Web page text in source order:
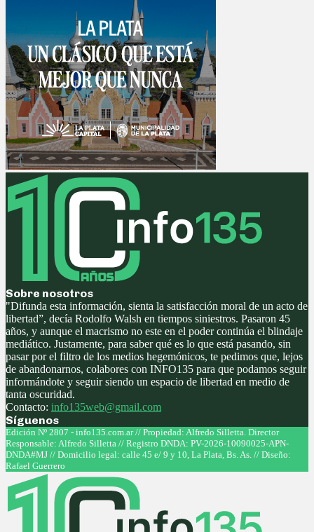
Sobre nosotros
"Difunda esta información, sienta la satisfacción moral de un acto de
libertad”, decía Rodolfo Walsh en tiempos siniestros. Pasaron 45
años, y aunque el macrismo no este en el poder continúa el blindaje
mediático. Justamente, para saber qué es lo que está pasando, sin
pasar por el filtro de los medios hegemónicos, te pedimos que, lejos
de abandonarnos, colabores con INFO135 para que podamos seguir
informándote y seguir siendo un espacio de libertad en medio de
tanta oscuridad.
Contacto: info135web@gmail.com
Síguenos
Facebook
Twitter
Instagram
Youtube
Edición Nº 2807 - info135.com.ar // Propiedad: Alfredo Silletta. Director
Responsable: Alfredo Silletta // Registro DNDA: PV-2026-10090025-APN-
DNDA#MJ // Domicilio legal: calle 45 e/ 9 y 10, La Plata, Bs. As. // Diseño:
Rafael Guerrero